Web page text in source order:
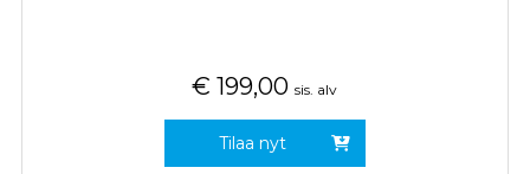
€ 199,00 sis. alv
Tilaa nyt